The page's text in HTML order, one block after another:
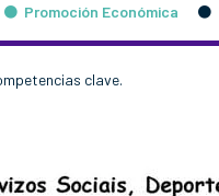
Promoción Económica
clave.